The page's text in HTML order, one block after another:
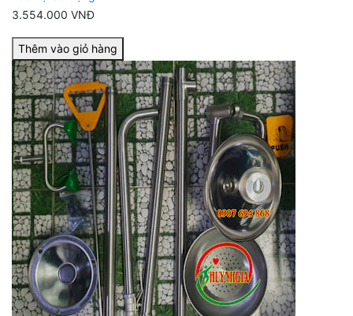
3.554.000 VNĐ
Thêm vào giỏ hàng